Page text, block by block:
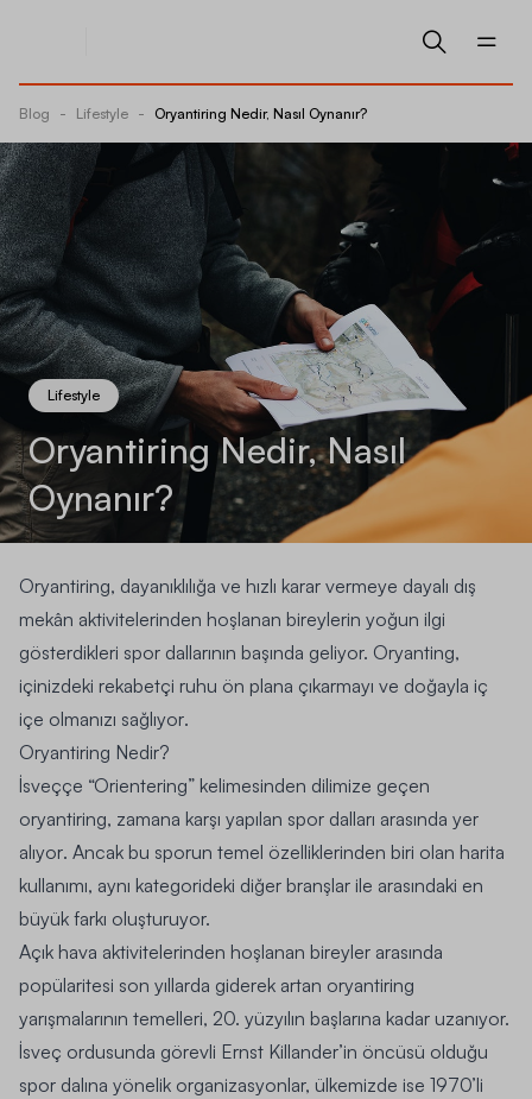
Blog - Lifestyle - Oryantiring Nedir, Nasıl Oynanır?
Lifestyle
Oryantiring Nedir, Nasıl
Oynanır?
Oryantiring, dayanıklılığa ve hızlı karar vermeye dayalı dış
mekân aktivitelerinden hoşlanan bireylerin yoğun ilgi
gösterdikleri spor dallarının başında geliyor. Oryanting,
içinizdeki rekabetçi ruhu ön plana çıkarmayı ve doğayla iç
içe olmanızı sağlıyor.
Oryantiring Nedir?
İsveççe “Orientering” kelimesinden dilimize geçen
oryantiring, zamana karşı yapılan spor dalları arasında yer
alıyor. Ancak bu sporun temel özelliklerinden biri olan harita
kullanımı, aynı kategorideki diğer branşlar ile arasındaki en
büyük farkı oluşturuyor.
Açık hava aktivitelerinden hoşlanan bireyler arasında
popülaritesi son yıllarda giderek artan oryantiring
yarışmalarının temelleri, 20. yüzyılın başlarına kadar uzanıyor.
İsveç ordusunda görevli Ernst Killander’in öncüsü olduğu
spor dalına yönelik organizasyonlar, ülkemizde ise 1970’li